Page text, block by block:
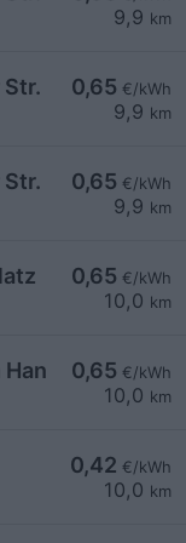
9,9 km
0,65 €/kWh
9,9 km
0,65 €/kWh
9,9 km
0,65 €/kWh
10,0 km
0,65 €/kWh
10,0 km
0,42 €/kWh
10,0 km